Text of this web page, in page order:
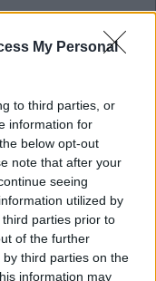
My Personal
to third parties, or
information for
below opt-out
note that after your
seeing
utilized by
parties prior to
of the further
third parties on the
information may